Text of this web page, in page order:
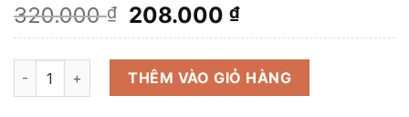
320.000₫
Giá
gốc
là:
320.000 ₫.
208.000₫Giá
hiện
tại
là:
208.000 ₫.
Kẹp kính tường Hafele 90° có đế số lượng
THÊM VÀO GIỎ HÀNG